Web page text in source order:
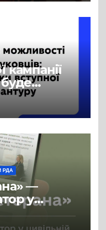
кампанії
РДА
—
у